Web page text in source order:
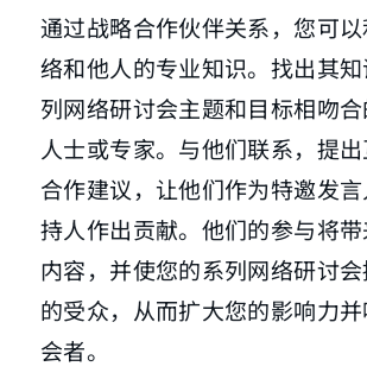
通过战略合作伙伴关系，您可
络和他人的专业知识。找出其
列网络研讨会主题和目标相吻
人士或专家。与他们联系，提
合作建议，让他们作为特邀发
持人作出贡献。他们的参与将
内容，并使您的系列网络研讨
的受众，从而扩大您的影响力
会者。